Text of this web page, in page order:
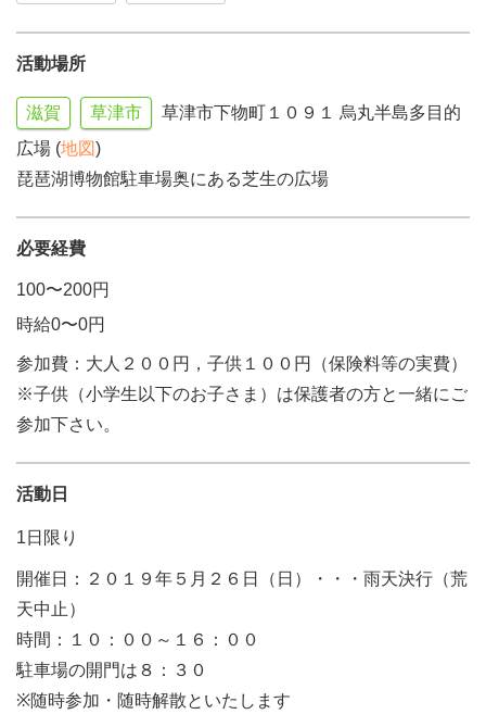
活動場所
滋賀 草津市
草津市下物町１０９１ 烏丸半島多目的
広場 (地図)
琵琶湖博物館駐車場奥にある芝生の広場
必要経費
100〜200円
時給0〜0円
参加費：大人２００円，子供１００円（保険料等の実費）
※子供（小学生以下のお子さま）は保護者の方と一緒にご
参加下さい。
活動日
1日限り
開催日：２０１９年５月２６日（日）・・・雨天決行（荒
天中止）
時間：１０：００～１６：００
駐車場の開門は８：３０
※随時参加・随時解散といたします